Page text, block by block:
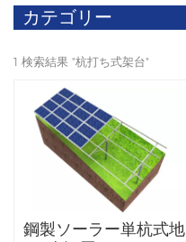
カテゴリー
1 検索結果 "杭打ち式架台"
鋼製ソーラー単杭式地